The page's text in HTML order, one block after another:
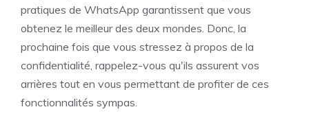
pratiques de WhatsApp garantissent que vous
obtenez le meilleur des deux mondes. Donc, la
prochaine fois que vous stressez à propos de la
confidentialité, rappelez-vous qu'ils assurent vos
arrières tout en vous permettant de profiter de ces
fonctionnalités sympas.